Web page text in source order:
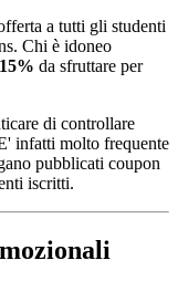
a tutti gli studenti
Chi è idoneo
da sfruttare per
di controllare
infatti molto frequente
pubblicati coupon
iscritti.